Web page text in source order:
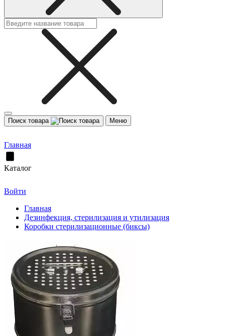
Поиск товара Меню
Главная
Каталог
Войти
Главная
Дезинфекция, стерилизация и утилизация
Коробки стерилизационные (биксы)